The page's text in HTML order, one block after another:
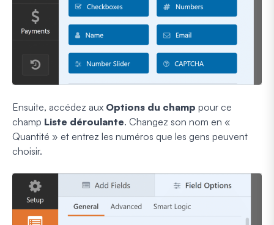
Ensuite, accédez aux Options du champ pour ce
champ Liste déroulante. Changez son nom en «
Quantité » et entrez les numéros que les gens peuvent
choisir.